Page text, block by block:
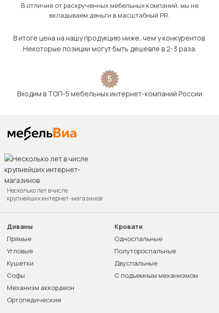
В отличие от раскрученных мебельных компаний, мы не
вкладываем деньги в масштабный PR.
В итоге цена на нашу продукцию ниже, чем у конкурентов.
Некоторые позиции могут быть дешевле в 2-3 раза.
5
Входим в ТОП-5 мебельных интернет-компаний России
Несколько лет в числе
крупнейших интернет-магазинов
Диваны
Прямые
Угловые
Кушетки
Софы
Механизм аккордеон
Ортопедические
Кровати
Односпальные
Полутороспальные
Двуспальные
С подъемным механизмом